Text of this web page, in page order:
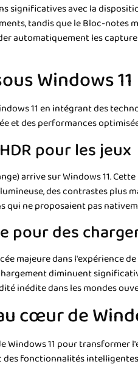
significatives avec la
tandis que le Bloc-notes
automatiquement les
Windows 11
11 en intégrant des
et des performances
pour les jeux
arrive sur Windows 11.
des contrastes plus
ne proposaient pas
pour des
majeure dans l'expérience
diminuent
inédite dans les mondes
cœur de
11 pour
fonctionnalités